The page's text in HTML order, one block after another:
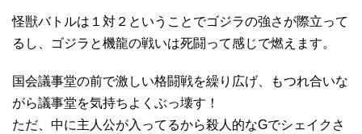
怪獣バトルは１対２ということでゴジラの強さが際立って
るし、ゴジラと機龍の戦いは死闘って感じで燃えます。
国会議事堂の前で激しい格闘戦を繰り広げ、もつれ合いな
がら議事堂を気持ちよくぶっ壊す！
ただ、中に主人公が入ってるから殺人的なGでシェイクさ